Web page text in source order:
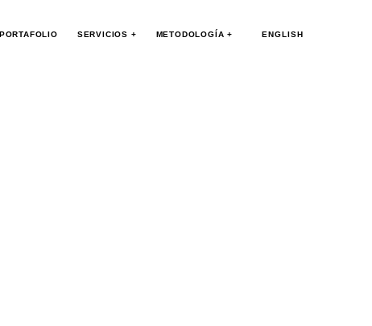
PORTAFOLIO SERVICIOS + METODOLOGÍA + ENGLISH